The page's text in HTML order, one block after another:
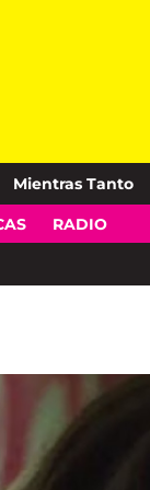
Mientras Tanto
RADIO